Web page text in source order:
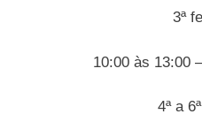
3ª
10:00 às 13:00
4ª a